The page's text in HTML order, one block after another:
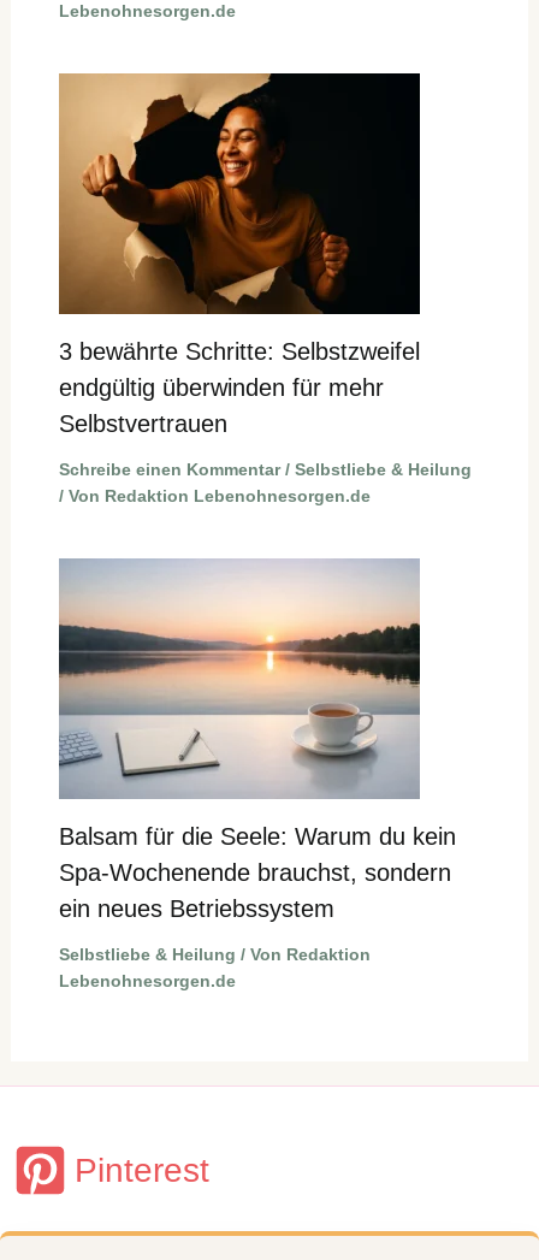
Lebenohnesorgen.de
3 bewährte Schritte: Selbstzweifel
endgültig überwinden für mehr
Selbstvertrauen
Schreibe einen Kommentar / Selbstliebe & Heilung
/ Von Redaktion Lebenohnesorgen.de
Balsam für die Seele: Warum du kein
Spa-Wochenende brauchst, sondern
ein neues Betriebssystem
Selbstliebe & Heilung / Von Redaktion
Lebenohnesorgen.de
Pinterest